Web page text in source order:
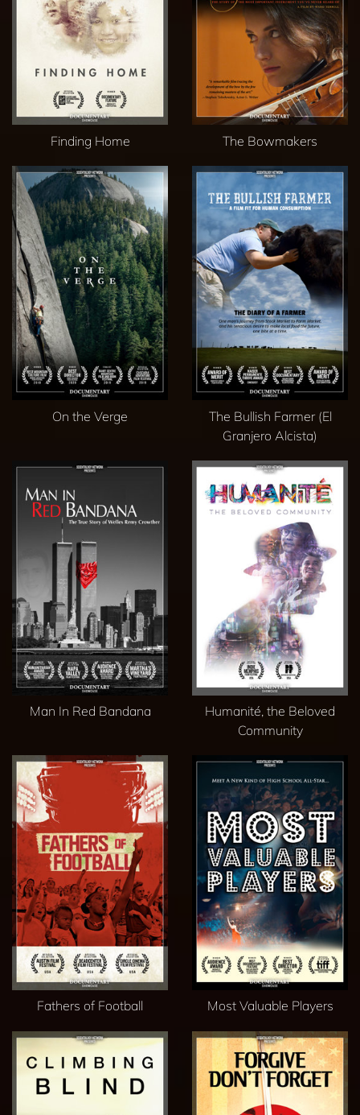
Finding Home The Bowmakers
On the Verge
The Bullish Farmer (El
Granjero Alcista)
Man In Red Bandana
Humanité, the Beloved
Community
Fathers of Football Most Valuable Players